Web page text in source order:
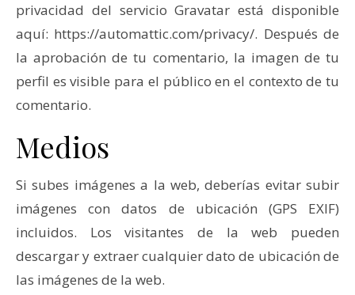
privacidad del servicio Gravatar está disponible
aquí: https://automattic.com/privacy/. Después de
la aprobación de tu comentario, la imagen de tu
perfil es visible para el público en el contexto de tu
comentario.
Medios
Si subes imágenes a la web, deberías evitar subir
imágenes con datos de ubicación (GPS EXIF)
incluidos. Los visitantes de la web pueden
descargar y extraer cualquier dato de ubicación de
las imágenes de la web.